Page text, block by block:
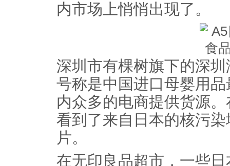
内市场上悄悄出现了。
深圳市有棵树旗下的深
号称是中国进口母婴用
内众多的电商提供货源
看到了来自日本的核污
片。
在无印良品超市，一些